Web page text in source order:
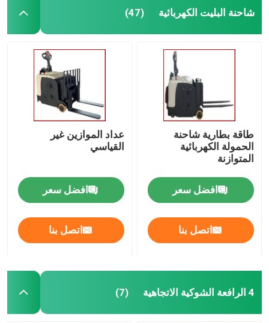
شاحنة البليت الكهربائية (47)
طاقة بطارية شاحنة
الحمولة الكهربائية
المتوازنة
افضل سعر
اتصل بنا
عداد الموازين غير
القياسي
افضل سعر
اتصل بنا
4 الرافعة الشوكية الاتجاهية (7)